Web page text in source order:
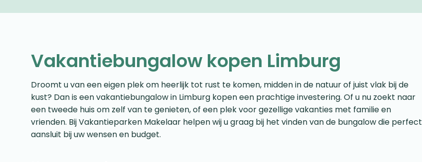
Vakantiebungalow kopen Limburg
Droomt u van een eigen plek om heerlijk tot rust te komen, midden in de natuur of juist vlak bij de
kust? Dan is een vakantiebungalow in Limburg kopen een prachtige investering. Of u nu zoekt naar
een tweede huis om zelf van te genieten, of een plek voor gezellige vakanties met familie en
vrienden. Bij Vakantieparken Makelaar helpen wij u graag bij het vinden van de bungalow die perfect
aansluit bij uw wensen en budget.